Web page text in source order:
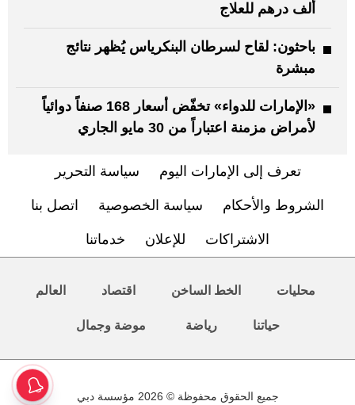
ألف درهم للعلاج
باحثون: لقاح لسرطان البنكرياس يُظهر نتائج
مبشرة
«الإمارات للدواء» تخفّض أسعار 168 صنفاً دوائياً
لأمراض مزمنة اعتباراً من 30 مايو الجاري
تعرف إلى الإمارات اليوم سياسة التحرير
الشروط والأحكام سياسة الخصوصية اتصل بنا
الاشتراكات للإعلان خدماتنا
محليات الخط الساخن اقتصاد العالم
حياتنا رياضة موضة وجمال
جميع الحقوق محفوظة © 2026 مؤسسة دبي